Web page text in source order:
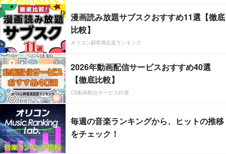
漫画読み放題サブスクおすすめ11選【徹底
比較】
オリコン顧客満足度ランキング
2026年動画配信サービスおすすめ40選
【徹底比較】
CS動画配信サービス20選
毎週の音楽ランキングから、ヒットの推移
をチェック！